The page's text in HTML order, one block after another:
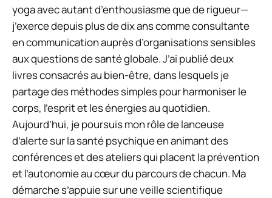
yoga avec autant d’enthousiasme que de rigueur—
j’exerce depuis plus de dix ans comme consultante
en communication auprès d’organisations sensibles
aux questions de santé globale. J’ai publié deux
livres consacrés au bien-être, dans lesquels je
partage des méthodes simples pour harmoniser le
corps, l’esprit et les énergies au quotidien.
Aujourd’hui, je poursuis mon rôle de lanceuse
d’alerte sur la santé psychique en animant des
conférences et des ateliers qui placent la prévention
et l’autonomie au cœur du parcours de chacun. Ma
démarche s’appuie sur une veille scientifique